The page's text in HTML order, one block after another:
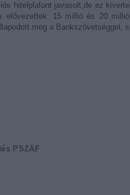
hitelplafont javasolt,de ez kiverte
elővezettek: 15 millió és 20 millió
meg a Bankszövetséggel, s
PSZÁF